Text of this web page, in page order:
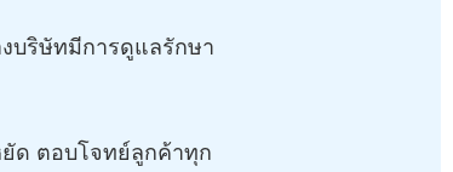
บริษัทมีการดูแลรักษา
ด ตอบโจทย์ลูกค้าทุก